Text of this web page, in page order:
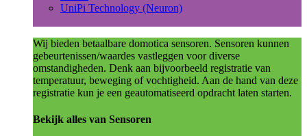
UniPi Technology (Neuron)
Wij bieden betaalbare domotica sensoren. Sensoren kunnen
gebeurtenissen/waardes vastleggen voor diverse
omstandigheden. Denk aan bijvoorbeeld registratie van
temperatuur, beweging of vochtigheid. Aan de hand van deze
registratie kun je een geautomatiseerd opdracht laten starten.
Bekijk alles van Sensoren